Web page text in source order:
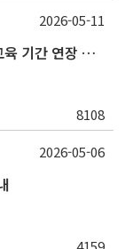
2026학년도 1학기 대학원생 연구윤리 교육 기간 연장 안내[ ~5. 31.(일)]
8108
2026-05-11
2026-05-06